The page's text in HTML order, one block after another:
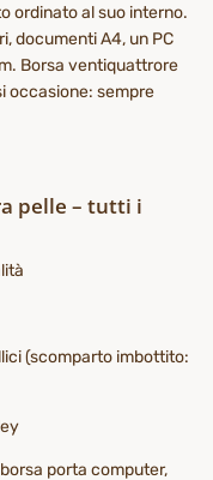
ordinato al suo interno.
documenti A4, un PC
Borsa ventiquattrore
occasione: sempre
pelle – tutti i
(scomparto imbottito:
porta computer,